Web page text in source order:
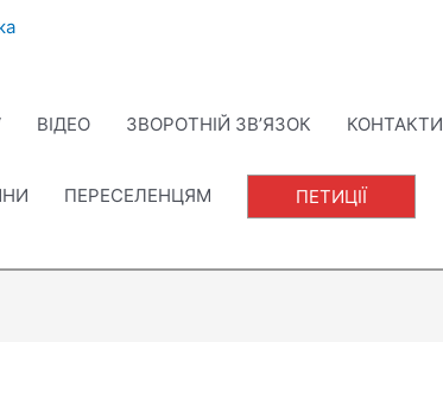
ВІДЕО ЗВОРОТНІЙ ЗВ’ЯЗОК КОНТАКТИ
ПЕРЕСЕЛЕНЦЯМ ПЕТИЦІЇ